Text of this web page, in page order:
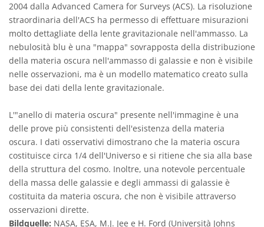
2004 dalla Advanced Camera for Surveys (ACS). La risoluzione
straordinaria dell'ACS ha permesso di effettuare misurazioni
molto dettagliate della lente gravitazionale nell'ammasso. La
nebulosità blu è una "mappa" sovrapposta della distribuzione
della materia oscura nell'ammasso di galassie e non è visibile
nelle osservazioni, ma è un modello matematico creato sulla
base dei dati della lente gravitazionale.
L'"anello di materia oscura" presente nell'immagine è una
delle prove più consistenti dell'esistenza della materia
oscura. I dati osservativi dimostrano che la materia oscura
costituisce circa 1/4 dell'Universo e si ritiene che sia alla base
della struttura del cosmo. Inoltre, una notevole percentuale
della massa delle galassie e degli ammassi di galassie è
costituita da materia oscura, che non è visibile attraverso
osservazioni dirette.
Bildquelle: NASA, ESA, M.J. Jee e H. Ford (Università Johns